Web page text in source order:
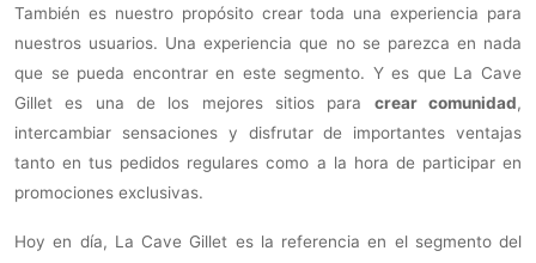
También es nuestro propósito crear toda una experiencia para
nuestros usuarios. Una experiencia que no se parezca en nada
que se pueda encontrar en este segmento. Y es que La Cave
Gillet es una de los mejores sitios para crear comunidad,
intercambiar sensaciones y disfrutar de importantes ventajas
tanto en tus pedidos regulares como a la hora de participar en
promociones exclusivas.
Hoy en día, La Cave Gillet es la referencia en el segmento del